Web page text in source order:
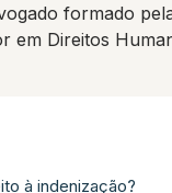
formado
em Direitos
à indenização?